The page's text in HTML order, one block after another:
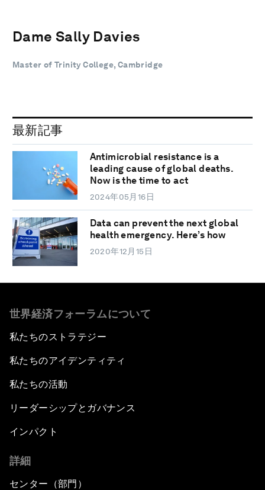
Dame Sally Davies
Master of Trinity College, Cambridge
最新記事
Antimicrobial resistance is a
leading cause of global deaths.
Now is the time to act
2024年05月16日
Data can prevent the next global
health emergency. Here’s how
2020年12月15日
世界経済フォーラムについて
私たちのストラテジー
私たちのアイデンティティ
私たちの活動
リーダーシップとガバナンス
インパクト
詳細
センター（部門）